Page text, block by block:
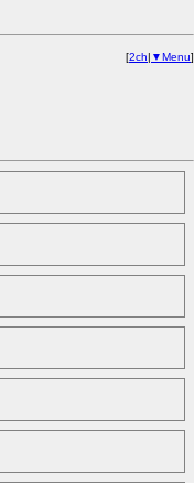
[2ch| ▼Menu]